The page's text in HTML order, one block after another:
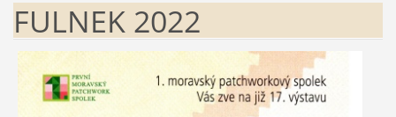
FULNEK 2022